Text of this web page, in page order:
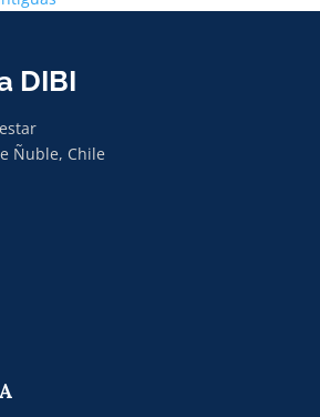
DIBI
Ñuble, Chile